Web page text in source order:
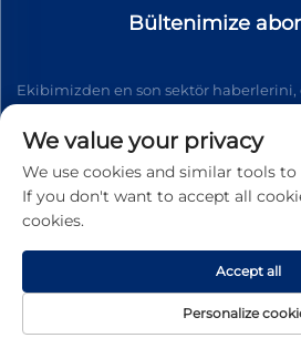
Bültenimize
Ekibimizden en son sektör
Telif Hakkı © 2026 Wenzhou Tyhe
Gizlilik
We value your privacy
We use cookies and similar tools
If you don't want to accept all
cookies.
Personalize
Accept all